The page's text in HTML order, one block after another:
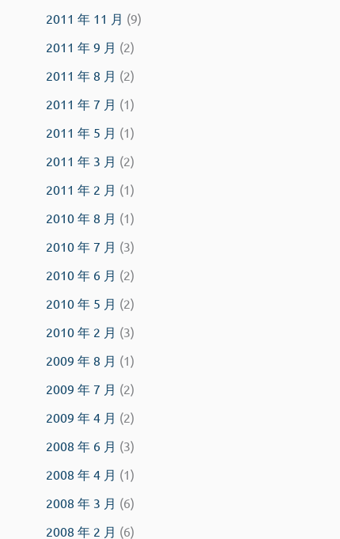
2011 年 11 月 (9)
2011 年 9 月 (2)
2011 年 8 月 (2)
2011 年 7 月 (1)
2011 年 5 月 (1)
2011 年 3 月 (2)
2011 年 2 月 (1)
2010 年 8 月 (1)
2010 年 7 月 (3)
2010 年 6 月 (2)
2010 年 5 月 (2)
2010 年 2 月 (3)
2009 年 8 月 (1)
2009 年 7 月 (2)
2009 年 4 月 (2)
2008 年 6 月 (3)
2008 年 4 月 (1)
2008 年 3 月 (6)
2008 年 2 月 (6)